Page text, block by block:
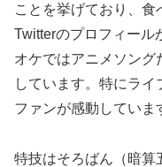
ことを挙げており、
Twitterのプロフィール
オケではアニメソング
しています。特にラ
ファンが感動していま
特技はそろばん（暗算